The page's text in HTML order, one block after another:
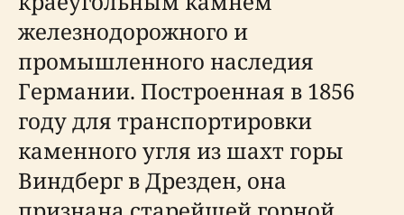
железнодорожного и
промышленного наследия
Германии. Построенная в 1856
году для транспортировки
каменного угля из шахт горы
Виндберг в Дрезден, она